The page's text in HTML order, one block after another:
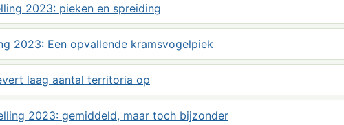
2023: pieken en spreiding
2023: Een opvallende kramsvogelpiek
laag aantal territoria op
2023: gemiddeld, maar toch bijzonder